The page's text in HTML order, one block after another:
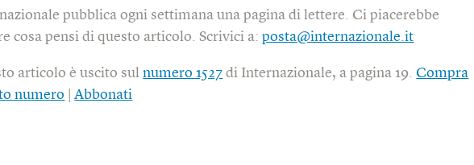
pubblica ogni settimana una pagina di lettere. Ci piacerebbe
cosa pensi di questo articolo. Scrivici a:posta@internazionale.it
articolo è uscito sulnumero 1527 di Internazionale, a pagina 19.Compra
numero |Abbonati